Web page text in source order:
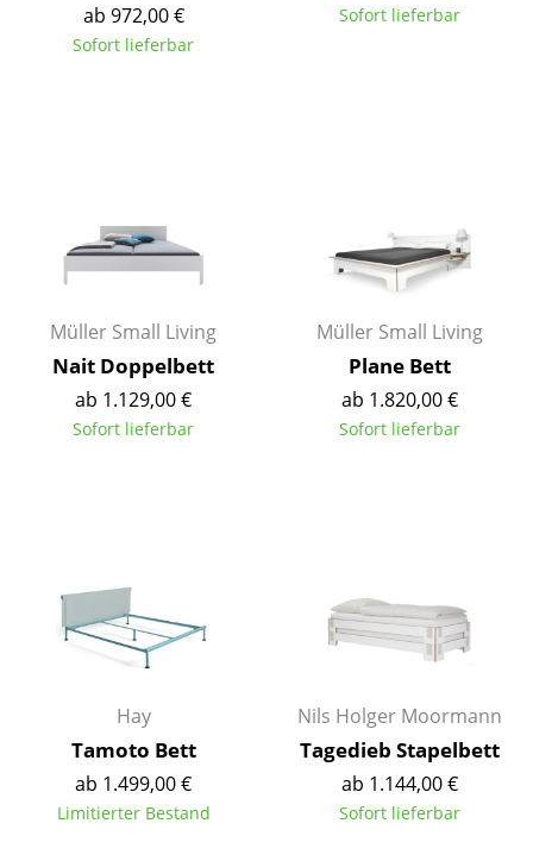
Stehtische & Stehpulte
... alle Tische
Regale & Schränke
Bücherregale
Beistell- & Rollcontainer
Barmöbel
Kleinaufbewahrung
Einzelteile
ab 972,00 €
Sofort lieferbar
Sofort lieferbar
Müller Small Living
Nait Doppelbett
ab 1.129,00 €
Sofort lieferbar
Müller Small Living
Plane Bett
ab 1.820,00 €
Sofort lieferbar
Hay
Tamoto Bett
ab 1.499,00 €
Limitierter Bestand
Nils Holger Moormann
Tagedieb Stapelbett
ab 1.144,00 €
Sofort lieferbar